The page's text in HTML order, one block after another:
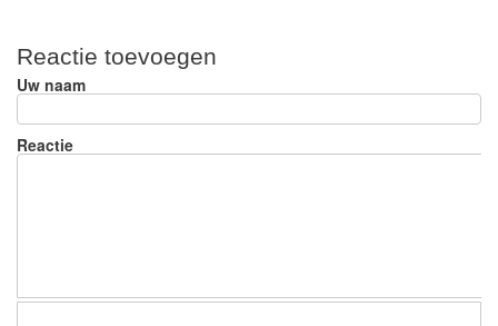
ar
e
c
e
o
sk
Reactie toevoegen
Uw naam
Reactie